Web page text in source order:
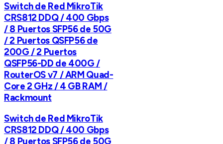
Switch de Red MikroTik
CRS812 DDQ / 400 Gbps
/ 8 Puertos SFP56 de 50G
/ 2 Puertos QSFP56 de
200G / 2 Puertos
QSFP56-DD de 400G /
RouterOS v7 / ARM Quad-
Core 2 GHz / 4 GB RAM /
Rackmount
Switch de Red MikroTik
CRS812 DDQ / 400 Gbps
/ 8 Puertos SFP56 de 50G